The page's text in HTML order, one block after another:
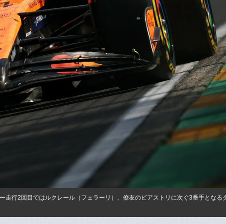
走行2回目ではルクレール（フェラーリ）、僚友のピアストリに次ぐ3番手となる